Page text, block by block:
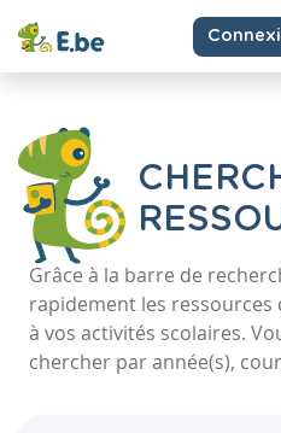
Grâce à la barre de
rapidement les
à vos activités scolaires.
chercher par année(s),